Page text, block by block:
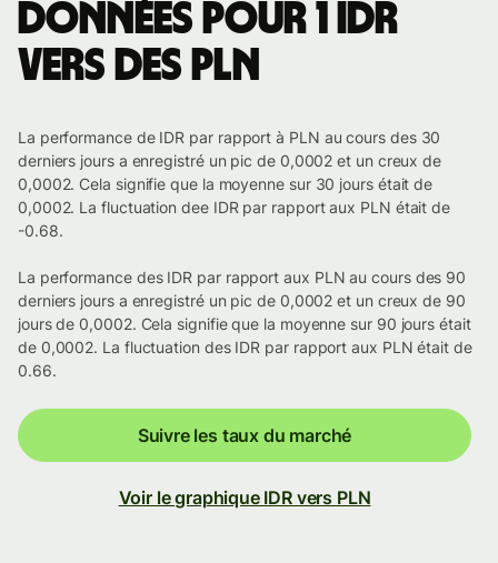
Données pour 1 IDR
vers des PLN
La performance de IDR par rapport à PLN au cours des 30
derniers jours a enregistré un pic de 0,0002 et un creux de
0,0002. Cela signifie que la moyenne sur 30 jours était de
0,0002. La fluctuation dee IDR par rapport aux PLN était de
-0.68.
La performance des IDR par rapport aux PLN au cours des 90
derniers jours a enregistré un pic de 0,0002 et un creux de 90
jours de 0,0002. Cela signifie que la moyenne sur 90 jours était
de 0,0002. La fluctuation des IDR par rapport aux PLN était de
0.66.
Suivre les taux du marché
Voir le graphique IDR vers PLN